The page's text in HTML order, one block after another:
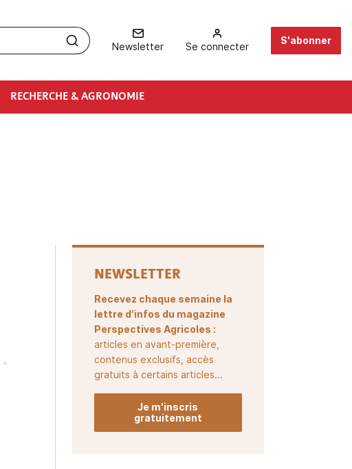
Newsletter Se connecter
S'abonner
RECHERCHE & AGRONOMIE
NEWSLETTER
Recevez chaque semaine la
lettre d'infos du magazine
Perspectives Agricoles :
articles en avant-première,
contenus exclusifs, accès
gratuits à certains articles...
Je m'inscris
gratuitement